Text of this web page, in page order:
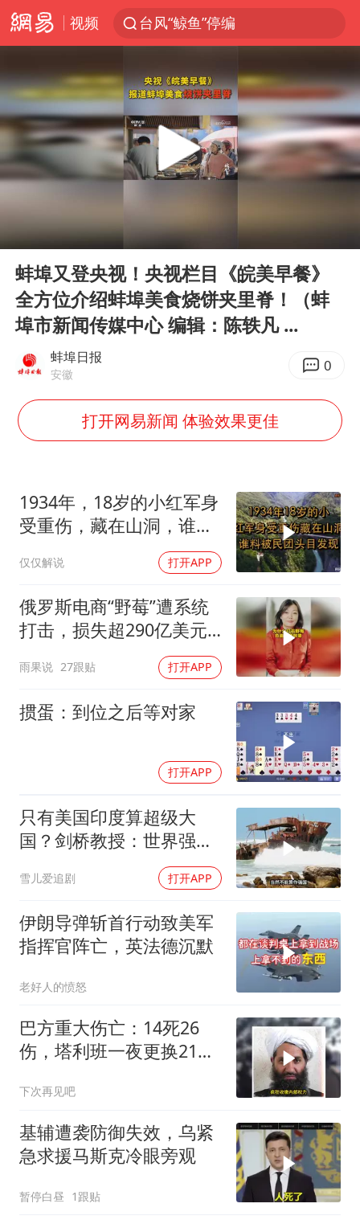
视频
台风“鲸鱼”停编
陕西柞水县突发泥石流致1死2失联
郑国霖回应去景区上班被保安拦下
曝侯明昊违反交规被约谈
律师称“梅姨”若满75岁或不适用死刑
南昌一规划馆现“阴间座椅”字样
41岁女子为鼓励女儿考上985研究生
小区物业费要上涨 谁说了算
Play
00:00
蚌埠又登央视！央视栏目《皖美早餐》
全方位介绍蚌埠美食烧饼夹里脊！（蚌
埠市新闻传媒中心 编辑：陈轶凡 ...
蚌埠日报
安徽 0
打开网易新闻 体验效果更佳
1934年，18岁的小红军身
受重伤，藏在山洞，谁料
仅仅解说 打开APP
俄罗斯电商“野莓”遭系统
打击，损失超290亿美元#
雨果说 27跟贴 打开APP
掼蛋：到位之后等对家
打开APP
只有美国印度算超级大
国？剑桥教授：世界强国
只有4个，没有印度
雪儿爱追剧 打开APP
伊朗导弹斩首行动致美军
指挥官阵亡，英法德沉默
老好人的愤怒
巴方重大伤亡：14死26
伤，塔利班一夜更换21个
下次再见吧
基辅遭袭防御失效，乌紧
急求援马斯克冷眼旁观
暂停白昼 1跟贴